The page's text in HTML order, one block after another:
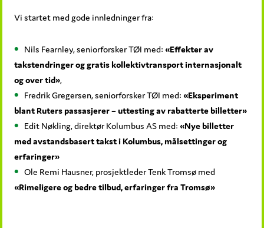
Vi startet med gode innledninger fra:
Nils Fearnley, seniorforsker TØI med: «Effekter av
takstendringer og gratis kollektivtransport internasjonalt
og over tid»,
Fredrik Gregersen, seniorforsker TØI med: «Eksperiment
blant Ruters passasjerer – uttesting av rabatterte billetter»
Edit Nøkling, direktør Kolumbus AS med: «Nye billetter
med avstandsbasert takst i Kolumbus, målsettinger og
erfaringer»
Ole Remi Hausner, prosjektleder Tenk Tromsø med
«Rimeligere og bedre tilbud, erfaringer fra Tromsø»